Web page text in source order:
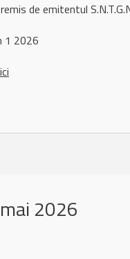
de emitentul
1 2026
2026